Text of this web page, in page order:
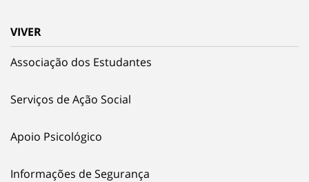
VIVER
Associação dos Estudantes
Serviços de Ação Social
Apoio Psicológico
Informações de Segurança